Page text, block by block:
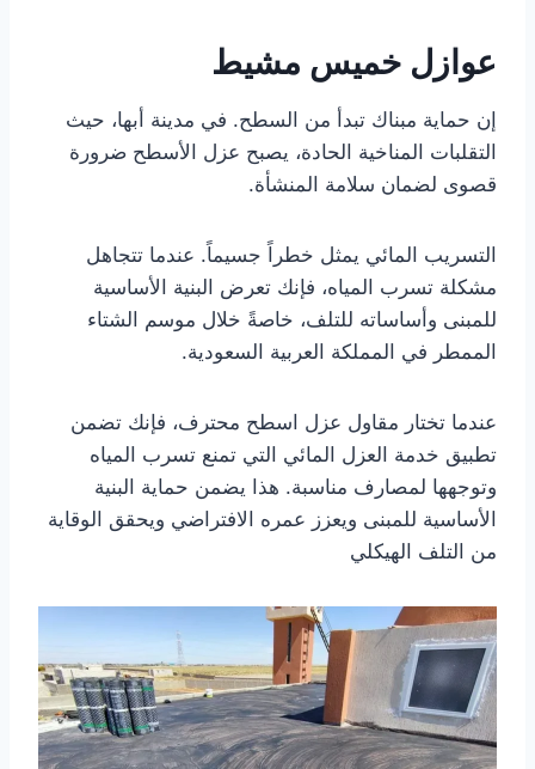
عوازل خميس مشيط
إن حماية مبناك تبدأ من السطح. في مدينة أبها، حيث
التقلبات المناخية الحادة، يصبح عزل الأسطح ضرورة
قصوى لضمان سلامة المنشأة.
التسريب المائي يمثل خطراً جسيماً. عندما تتجاهل
مشكلة تسرب المياه، فإنك تعرض البنية الأساسية
للمبنى وأساساته للتلف، خاصةً خلال موسم الشتاء
الممطر في المملكة العربية السعودية.
عندما تختار مقاول عزل اسطح محترف، فإنك تضمن
تطبيق خدمة العزل المائي التي تمنع تسرب المياه
وتوجهها لمصارف مناسبة. هذا يضمن حماية البنية
الأساسية للمبنى ويعزز عمره الافتراضي ويحقق الوقاية
من التلف الهيكلي